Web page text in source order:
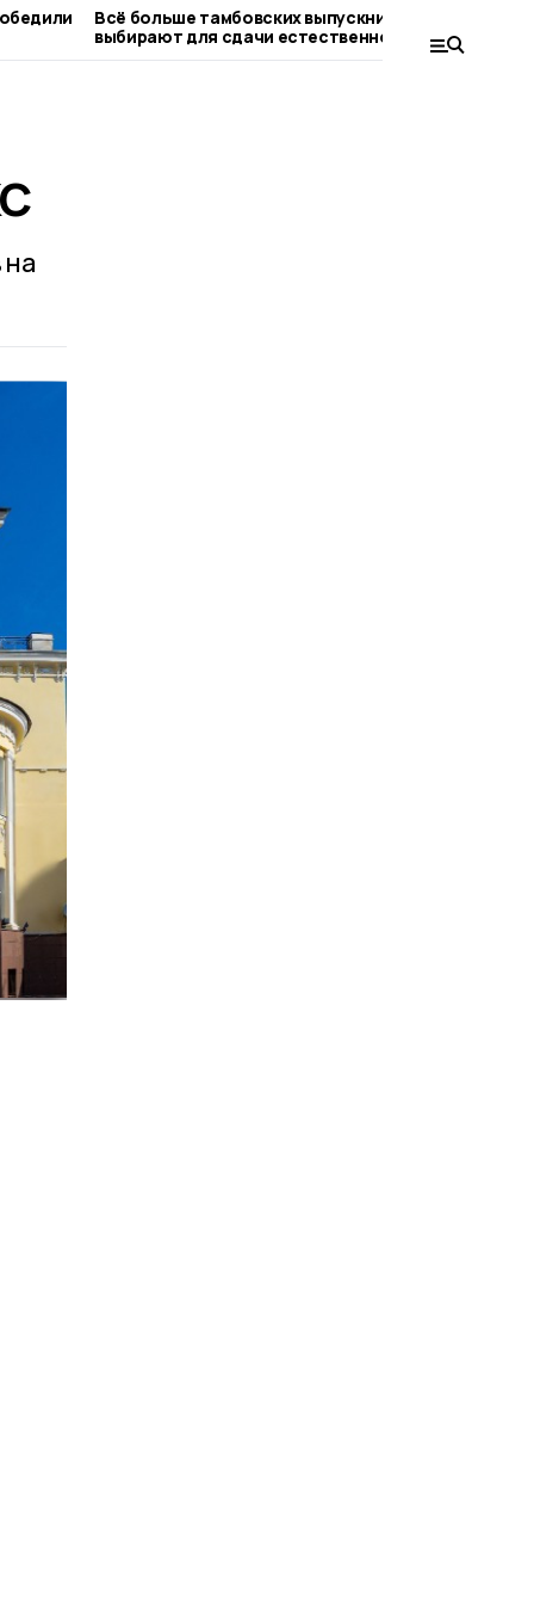
Всё больше тамбовских выпускников
выбирают для сдачи естественно-
научные дисциплины